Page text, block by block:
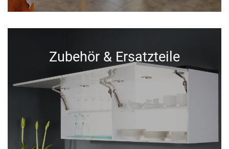
Zubehör & Ersatzteile